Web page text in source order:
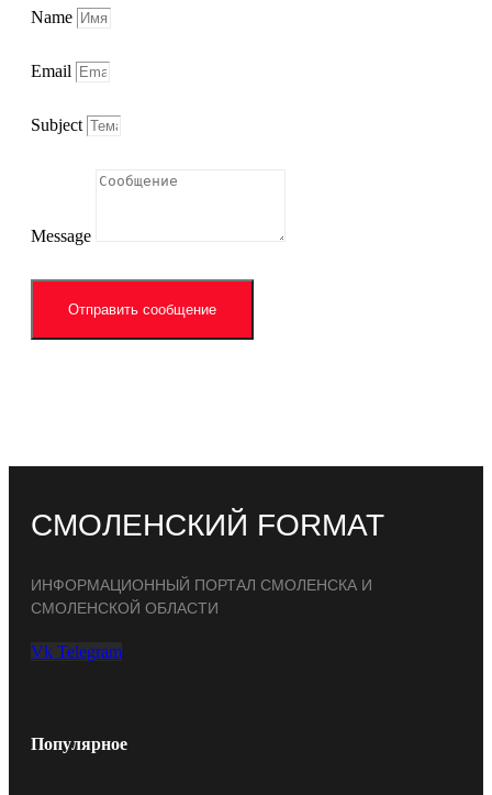
Name
Email
Subject
Message
Отправить сообщение
СМОЛЕНСКИЙ FORMAT
ИНФОРМАЦИОННЫЙ ПОРТАЛ СМОЛЕНСКА И
СМОЛЕНСКОЙ ОБЛАСТИ
Vk Telegram
Популярное